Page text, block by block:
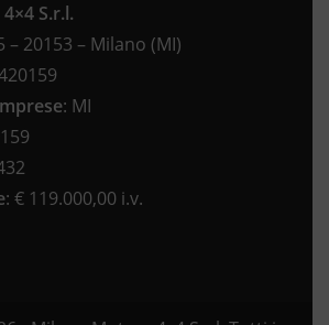
S.r.l.
– 20153 – Milano (MI)
: MI
: € 119.000,00 i.v.